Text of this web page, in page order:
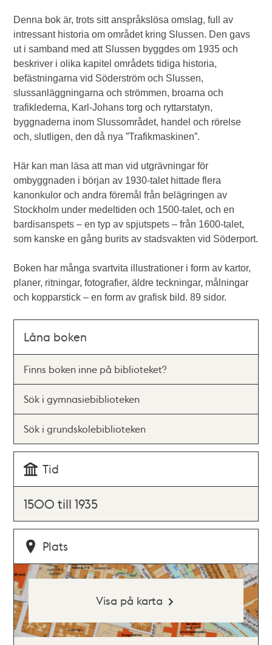
Denna bok är, trots sitt anspråkslösa omslag, full av
intressant historia om området kring Slussen. Den gavs
ut i samband med att Slussen byggdes om 1935 och
beskriver i olika kapitel områdets tidiga historia,
befästningarna vid Söderström och Slussen,
slussanläggningarna och strömmen, broarna och
trafiklederna, Karl-Johans torg och ryttarstatyn,
byggnaderna inom Slussområdet, handel och rörelse
och, slutligen, den då nya ”Trafikmaskinen”.
Här kan man läsa att man vid utgrävningar för
ombyggnaden i början av 1930-talet hittade flera
kanonkulor och andra föremål från belägringen av
Stockholm under medeltiden och 1500-talet, och en
bardisanspets – en typ av spjutspets – från 1600-talet,
som kanske en gång burits av stadsvakten vid Söderport.
Boken har många svartvita illustrationer i form av kartor,
planer, ritningar, fotografier, äldre teckningar, målningar
och kopparstick – en form av grafisk bild. 89 sidor.
Låna boken
Finns boken inne på biblioteket?
Sök i gymnasiebiblioteken
Sök i grundskolebiblioteken
Tid
1500 till 1935
Plats
Visa på karta